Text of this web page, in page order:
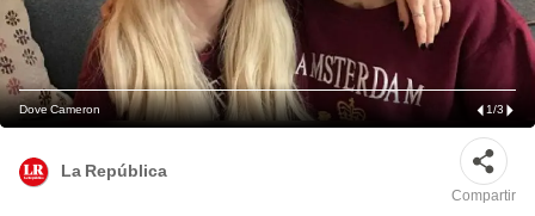
Dove Cameron 1/3
La República
Compartir